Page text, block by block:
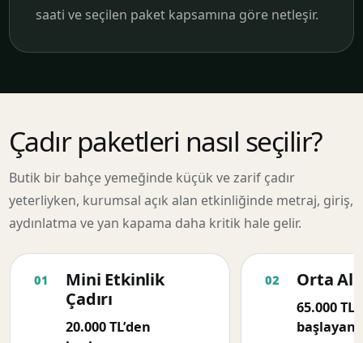
saati ve seçilen paket kapsamına göre netleşir.
Çadır paketleri nasıl seçilir?
Butik bir bahçe yemeğinde küçük ve zarif çadır
yeterliyken, kurumsal açık alan etkinliğinde metraj, giriş,
aydınlatma ve yan kapama daha kritik hale gelir.
Mini Etkinlik
Çadırı
20.000 TL’den
Orta
65.000
başlayan